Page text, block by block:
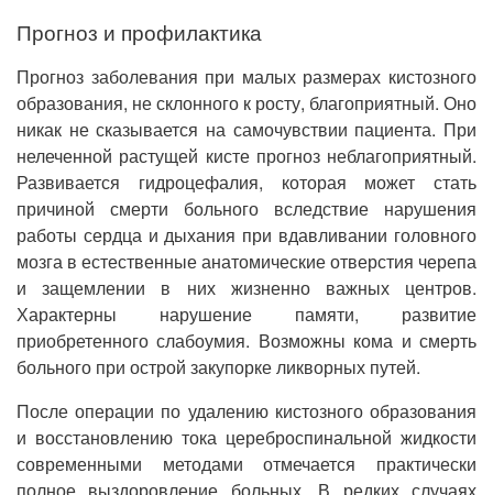
Прогноз и профилактика
Прогноз заболевания при малых размерах кистозного
образования, не склонного к росту, благоприятный. Оно
никак не сказывается на самочувствии пациента. При
нелеченной растущей кисте прогноз неблагоприятный.
Развивается гидроцефалия, которая может стать
причиной смерти больного вследствие нарушения
работы сердца и дыхания при вдавливании головного
мозга в естественные анатомические отверстия черепа
и защемлении в них жизненно важных центров.
Характерны нарушение памяти, развитие
приобретенного слабоумия. Возможны кома и смерть
больного при острой закупорке ликворных путей.
После операции по удалению кистозного образования
и восстановлению тока цереброспинальной жидкости
современными методами отмечается практически